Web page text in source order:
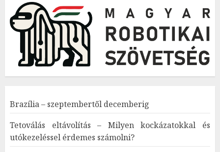
Brazília – szeptembertől decemberig
Tetoválás eltávolítás – Milyen kockázatokkal és
utókezeléssel érdemes számolni?